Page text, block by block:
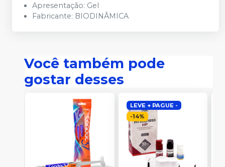
Apresentação: Gel
Fabricante: BIODINÂMICA
Você também pode
gostar desses
LEVE + PAGUE -
-14%